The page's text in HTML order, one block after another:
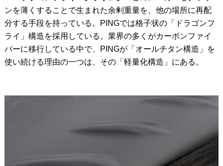
ンを薄くすることで生まれた余剰重量を、他の場所に再配
分する手段を持っている。PINGでは格子状の「ドラゴンフ
ライ」構造を採用している。業界の多くがカーボンファイ
バーに移行している中で、PINGが「オールチタン構造」を
使い続ける理由の一つは、その「軽量化構造」にある。